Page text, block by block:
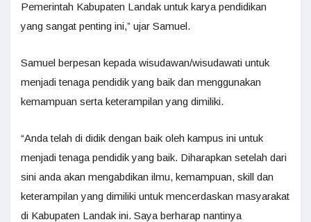
Pemerintah Kabupaten Landak untuk karya pendidikan
yang sangat penting ini,” ujar Samuel.
Samuel berpesan kepada wisudawan/wisudawati untuk
menjadi tenaga pendidik yang baik dan menggunakan
kemampuan serta keterampilan yang dimiliki.
“Anda telah di didik dengan baik oleh kampus ini untuk
menjadi tenaga pendidik yang baik. Diharapkan setelah dari
sini anda akan mengabdikan ilmu, kemampuan, skill dan
keterampilan yang dimiliki untuk mencerdaskan masyarakat
di Kabupaten Landak ini. Saya berharap nantinya